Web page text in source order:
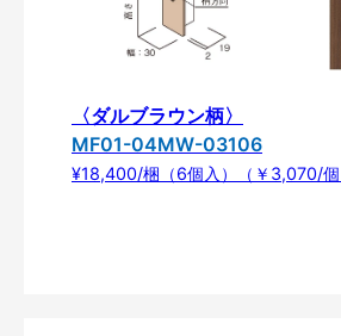
〈ダルブラウン柄〉
MF01-04MW-03106
¥18,400/梱（6個入）（￥3,070/個